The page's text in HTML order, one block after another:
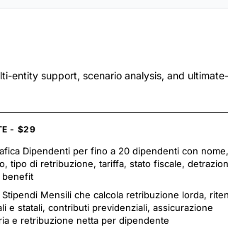
entity support, scenario analysis, and
- $29
Dipendenti per fino a 20 dipendenti con nome,
tipo di retribuzione, tariffa, stato fiscale,
benefit
Stipendi Mensili che calcola retribuzione lorda,
e statali, contributi previdenziali, assicurazione
e retribuzione netta per dipendente